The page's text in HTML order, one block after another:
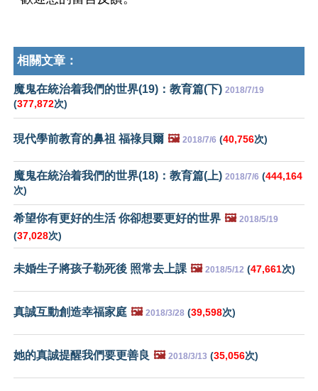
相關文章：
魔鬼在統治着我們的世界(19)：教育篇(下) 2018/7/19
(377,872次)
現代學前教育的鼻祖 福祿貝爾 🖼️ 2018/7/6 (40,756次)
魔鬼在統治着我們的世界(18)：教育篇(上) 2018/7/6 (444,164
次)
希望你有更好的生活 你卻想要更好的世界 🖼️ 2018/5/19
(37,028次)
未婚生子將孩子勒死後 照常去上課 🖼️ 2018/5/12 (47,661次)
真誠互動創造幸福家庭 🖼️ 2018/3/28 (39,598次)
她的真誠提醒我們要更善良 🖼️ 2018/3/13 (35,056次)